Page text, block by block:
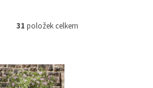
31 položek celkem